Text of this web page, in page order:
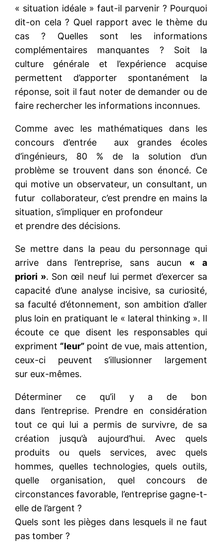
« situation idéale » faut-il parvenir ? Pourquoi
dit-on cela ? Quel rapport avec le thème du
cas ? Quelles sont les informations
complémentaires manquantes ? Soit la
culture générale et l’expérience acquise
permettent d’apporter spontanément la
réponse, soit il faut noter de demander ou de
faire rechercher les informations inconnues.
Comme avec les mathématiques dans les
concours d’entrée aux grandes écoles
d’ingénieurs, 80 % de la solution d’un
problème se trouvent dans son énoncé. Ce
qui motive un observateur, un consultant, un
futur collaborateur, c’est prendre en mains la
situation, s’impliquer en profondeur
et prendre des décisions.
Se mettre dans la peau du personnage qui
arrive dans l’entreprise, sans aucun « a
priori ». Son œil neuf lui permet d’exercer sa
capacité d’une analyse incisive, sa curiosité,
sa faculté d’étonnement, son ambition d’aller
plus loin en pratiquant le « lateral thinking ». Il
écoute ce que disent les responsables qui
expriment “leur” point de vue, mais attention,
ceux-ci peuvent s’illusionner largement
sur eux-mêmes.
Déterminer ce qu’il y a de bon
dans l’entreprise. Prendre en considération
tout ce qui lui a permis de survivre, de sa
création jusqu’à aujourd’hui. Avec quels
produits ou quels services, avec quels
hommes, quelles technologies, quels outils,
quelle organisation, quel concours de
circonstances favorable, l’entreprise gagne-t-
elle de l’argent ?
Quels sont les pièges dans lesquels il ne faut
pas tomber ?